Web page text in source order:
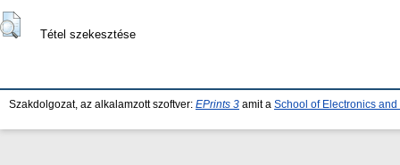
Tétel szekesztése
Szakdolgozat, az alkalamzott szoftver: EPrints 3 amit a School of Electronics